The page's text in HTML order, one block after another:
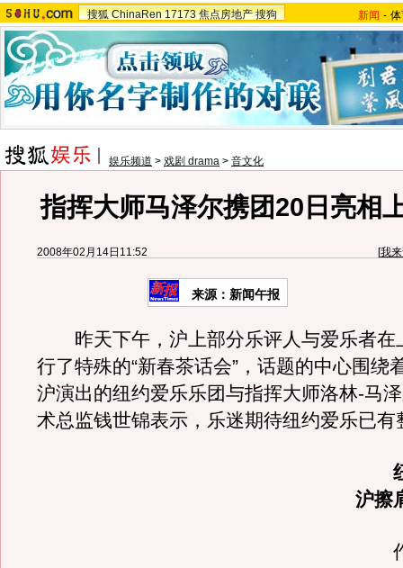
搜狐 ChinaRen 17173 焦点房地产 搜狗 新闻 -
娱乐频道 > 戏剧 drama > 音文化
指挥大师马泽尔携团20日亮相
2008年02月14日11:52 [我
来源：新闻午报
昨天下午，沪上部分乐评人与爱乐者在
行了特殊的“新春茶话会”，话题的中心围绕
沪演出的纽约爱乐乐团与指挥大师洛林-马
术总监钱世锦表示，乐迷期待纽约爱乐已有
沪擦
作